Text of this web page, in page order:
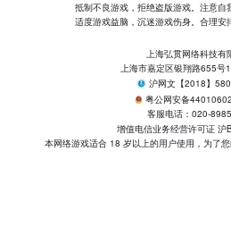
抵制不良游戏，拒绝盗版游戏。注意自
适度游戏益脑，沉迷游戏伤身。合理安
上海弘贯网络科技有
上海市嘉定区银翔路655号
沪网文【2018】
粤公网安备
客服电话：020-
增值电信业务经营许可证
本网络游戏适合 18 岁以上的用户使用，为了您